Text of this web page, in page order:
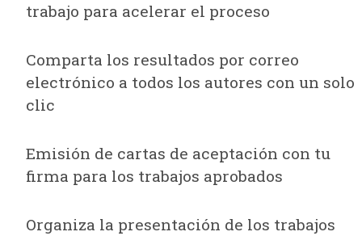
trabajo para acelerar el proceso
Comparta los resultados por correo
electrónico a todos los autores con un solo
clic
Emisión de cartas de aceptación con tu
firma para los trabajos aprobados
Organiza la presentación de los trabajos